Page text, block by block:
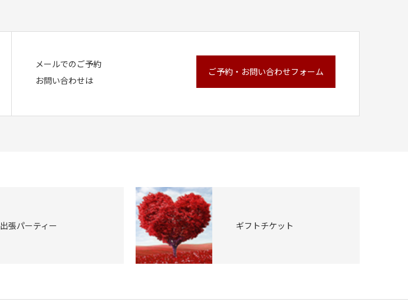
メールでのご予約
お問い合わせは
ご予約・お問い合わせフォーム
出張パーティー ギフトチケット